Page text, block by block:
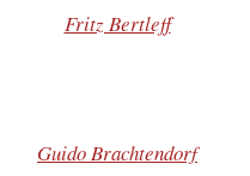
Fritz Bertleff
Guido Brachtendorf